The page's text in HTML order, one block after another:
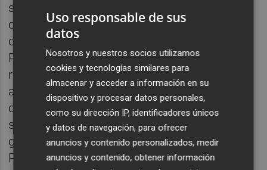
socialistas. Ya en su momento algunos
criticaron internamente la precipitada salida
del expresidente
PSPV-PSOE y, estas mismas voces, se
ratificaron cuando la tragedia de la Dana
arrasó la provincia de Valencia. Esta horrible
catástrofe, para muchos cargos del partido,
sirvió de algún modo para poner en valor la
gestión del anterior gobierno presidido por
Puig y, más aún, a su juicio el histórico
Uso responsable de sus
datos
Nosotros y nuestros socios utilizamos
cookies y tecnologías similares para
almacenar y acceder a información en su
dispositivo y procesar datos personales,
como su dirección IP, identificadores únicos
y datos de navegación, para ofrecer
anuncios y contenido personalizados, medir
anuncios y contenido, obtener información